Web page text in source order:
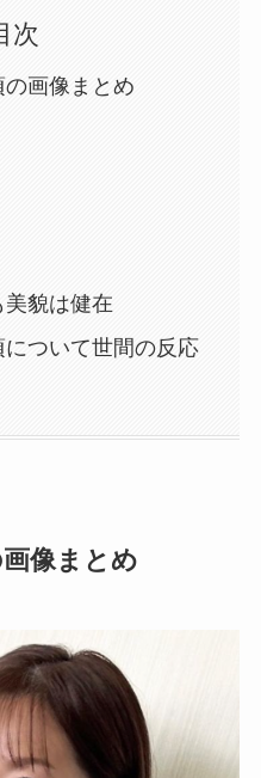
次
画像まとめ
貌は健在
ついて世間の反応
像まとめ